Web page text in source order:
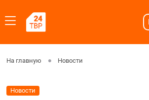
На главную Новости
Новости